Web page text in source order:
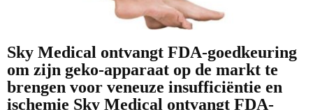
Sky Medical ontvangt FDA-goedkeuring
om zijn geko-apparaat op de markt te
brengen voor veneuze insufficiëntie en
ischemie Sky Medical ontvangt FDA-